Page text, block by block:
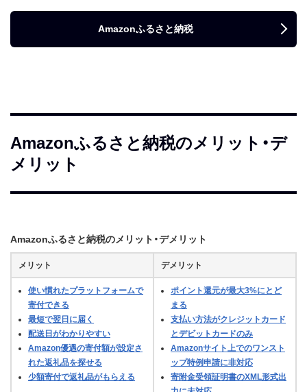
Amazonふるさと納税
Amazonふるさと納税のメリット・デ
メリット
Amazonふるさと納税のメリット・デメリット
メリット デメリット
使い慣れたプラットフォームで
寄付できる
最短で翌日に届く
配送日がわかりやすい
Amazon優遇の寄付額が設定さ
れた返礼品を探せる
少額寄付で返礼品がもらえる
ポイント還元が最大3%にとど
まる
支払い方法がクレジットカード
とデビットカードのみ
Amazonサイト上でのワンスト
ップ特例申請に非対応
寄附金受領証明書のXML形式出